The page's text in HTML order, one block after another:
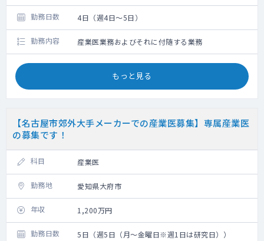
勤務日数 4日（週4日～5日）
勤務内容 産業医業務およびそれに付随する業務
もっと見る
【名古屋市郊外大手メーカーでの産業医募集】専属産業医
の募集です！
科目 産業医
勤務地 愛知県大府市
年収 1,200万円
勤務日数 5日（週5日（月～金曜日※週1日は研究日））